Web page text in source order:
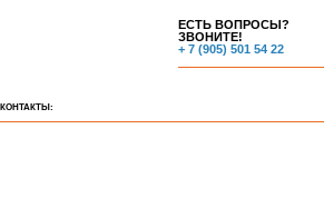
ЕСТЬ ВОПРОСЫ?
ЗВОНИТЕ!
+ 7 (905) 501 54 22
КОНТАКТЫ: